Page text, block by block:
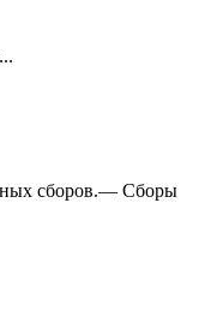
сборов.— Сборы